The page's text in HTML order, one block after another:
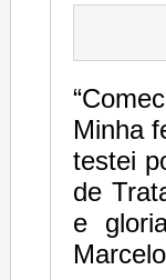
Minha
testei
de
e